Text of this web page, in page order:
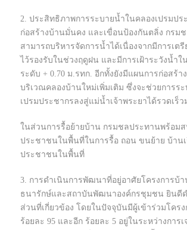
2. ประสิทธิภาพการระบายน้ำในคลองเปรมปร
ก่อสร้างบ้านมั่นคง และเขื่อนป้องกันตลิ่ง กรม
สามารถบริหารจัดการน้ำได้เนื่องจากมีการเต
ไว้รองรับในช่วงฤดูฝน และมีการเฝ้าระวังน้ำใ
ระดับ + 0.70 ม.รทก. อีกทั้งยังมีแผนการก่อสร้า
บริเวณคลองบ้านใหม่เพิ่มเติม ซึ่งจะช่วยการร
เปรมประชากรลงสู่แม่น้ำเจ้าพระยาได้รวดเร็
ในส่วนการรื้อย้ายบ้าน กรมชลประทานพร้อม
ประชาชนในพื้นที่ในการรื้อ ถอน ขนย้าย บ้าน
ประชาชนในพื้นที่
3. การดำเนินการพัฒนาที่อยู่อาศัยโครงการบ้
ธนารักษ์และสถาบันพัฒนาองค์กรชุมชน ยินดีด
ส่วนที่เกี่ยวข้อง โดยในปัจจุบันมีผู้เข้าร่วมโคร
ร้อยละ 95 และอีก ร้อยละ 5 อยู่ในระหว่างการ